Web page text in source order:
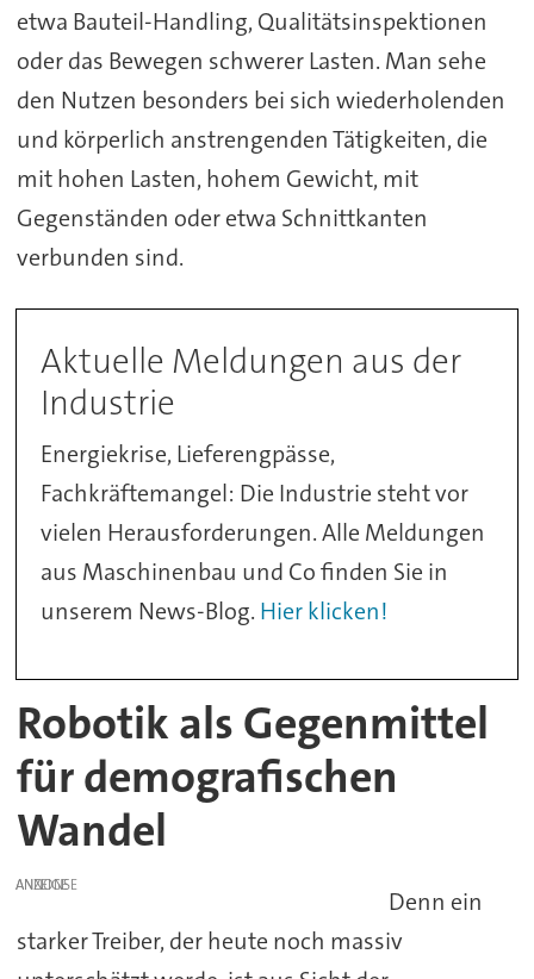
etwa Bauteil-Handling, Qualitätsinspektionen
oder das Bewegen schwerer Lasten. Man sehe
den Nutzen besonders bei sich wiederholenden
und körperlich anstrengenden Tätigkeiten, die
mit hohen Lasten, hohem Gewicht, mit
Gegenständen oder etwa Schnittkanten
verbunden sind.
Aktuelle Meldungen aus der
Industrie
Energiekrise, Lieferengpässe,
Fachkräftemangel: Die Industrie steht vor
vielen Herausforderungen. Alle Meldungen
aus Maschinenbau und Co finden Sie in
unserem News-Blog. Hier klicken!
Robotik als Gegenmittel
für demografischen
Wandel
ANZEIGE
Denn ein
starker Treiber, der heute noch massiv